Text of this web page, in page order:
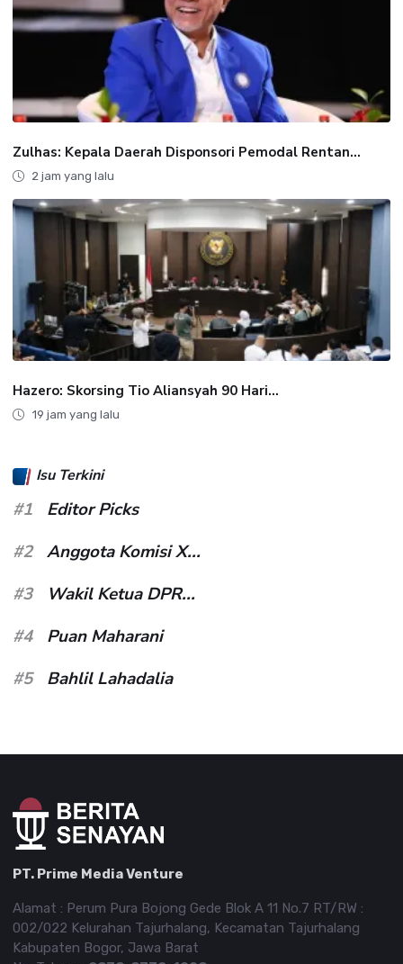
Zulhas: Kepala Daerah Disponsori Pemodal Rentan...
2 jam yang lalu
Hazero: Skorsing Tio Aliansyah 90 Hari...
19 jam yang lalu
Isu Terkini
#1
Editor Picks
#2
Anggota Komisi X...
#3
Wakil Ketua DPR...
#4
Puan Maharani
#5
Bahlil Lahadalia
PT. Prime Media Venture
Alamat : Perum Pura Bojong Gede Blok A 11 No.7 RT/RW :
002/022 Kelurahan Tajurhalang, Kecamatan Tajurhalang
Kabupaten Bogor, Jawa Barat